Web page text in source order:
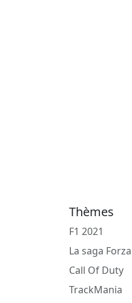
Thèmes
F1 2021
La saga Forza
Call Of Duty
TrackMania